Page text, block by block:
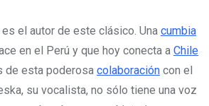
el autor de este clásico. Una cumbia
en el Perú y que hoy conecta a Chile
de esta poderosa colaboración con el
su vocalista, no sólo tiene una voz